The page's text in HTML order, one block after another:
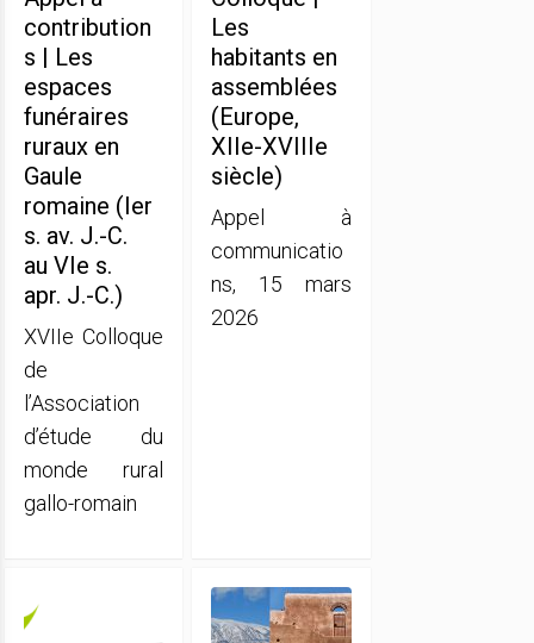
contribution
s | Les
espaces
funéraires
ruraux en
Gaule
romaine (Ier
s. av. J.-C.
au VIe s.
apr. J.-C.)
XVIIe Colloque
de
l’Association
d’étude du
monde rural
gallo-romain
Les
habitants en
assemblées
(Europe,
XIIe-XVIIIe
siècle)
Appel à
communicatio
ns, 15 mars
2026